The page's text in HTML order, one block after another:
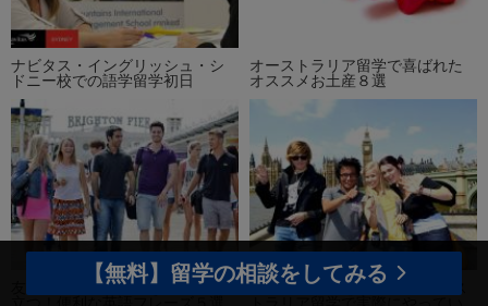
【無料】留学の相談をしてみる
ナビタス・イングリッシュ・シ
ドニー校での語学留学初日
オーストラリア留学で喜ばれた
オススメお土産８選
友達とのカジュアルな会話に役
留学先で友達を作る方法 オース